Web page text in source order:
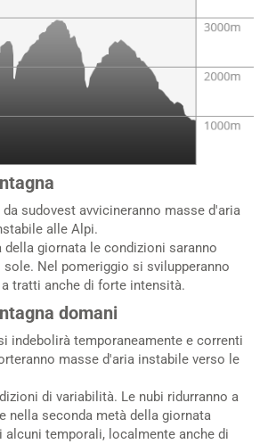
sudovest avvicineranno masse d'aria
alle Alpi.
della giornata le condizioni saranno
Nel pomeriggio si svilupperanno
tratti anche di forte intensità.
domani
indebolirà temporaneamente e correnti
masse d'aria instabile verso le
di variabilità. Le nubi ridurranno a
nella seconda metà della giornata
alcuni temporali, localmente anche di